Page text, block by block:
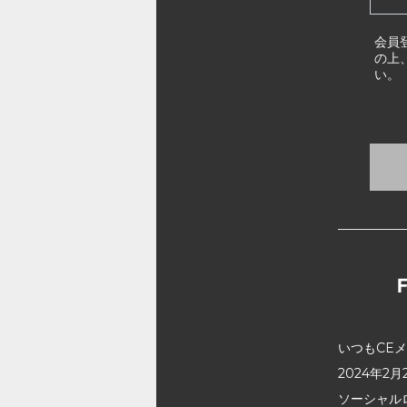
会員
の上
い。
いつもCE
2024年2月
ソーシャ